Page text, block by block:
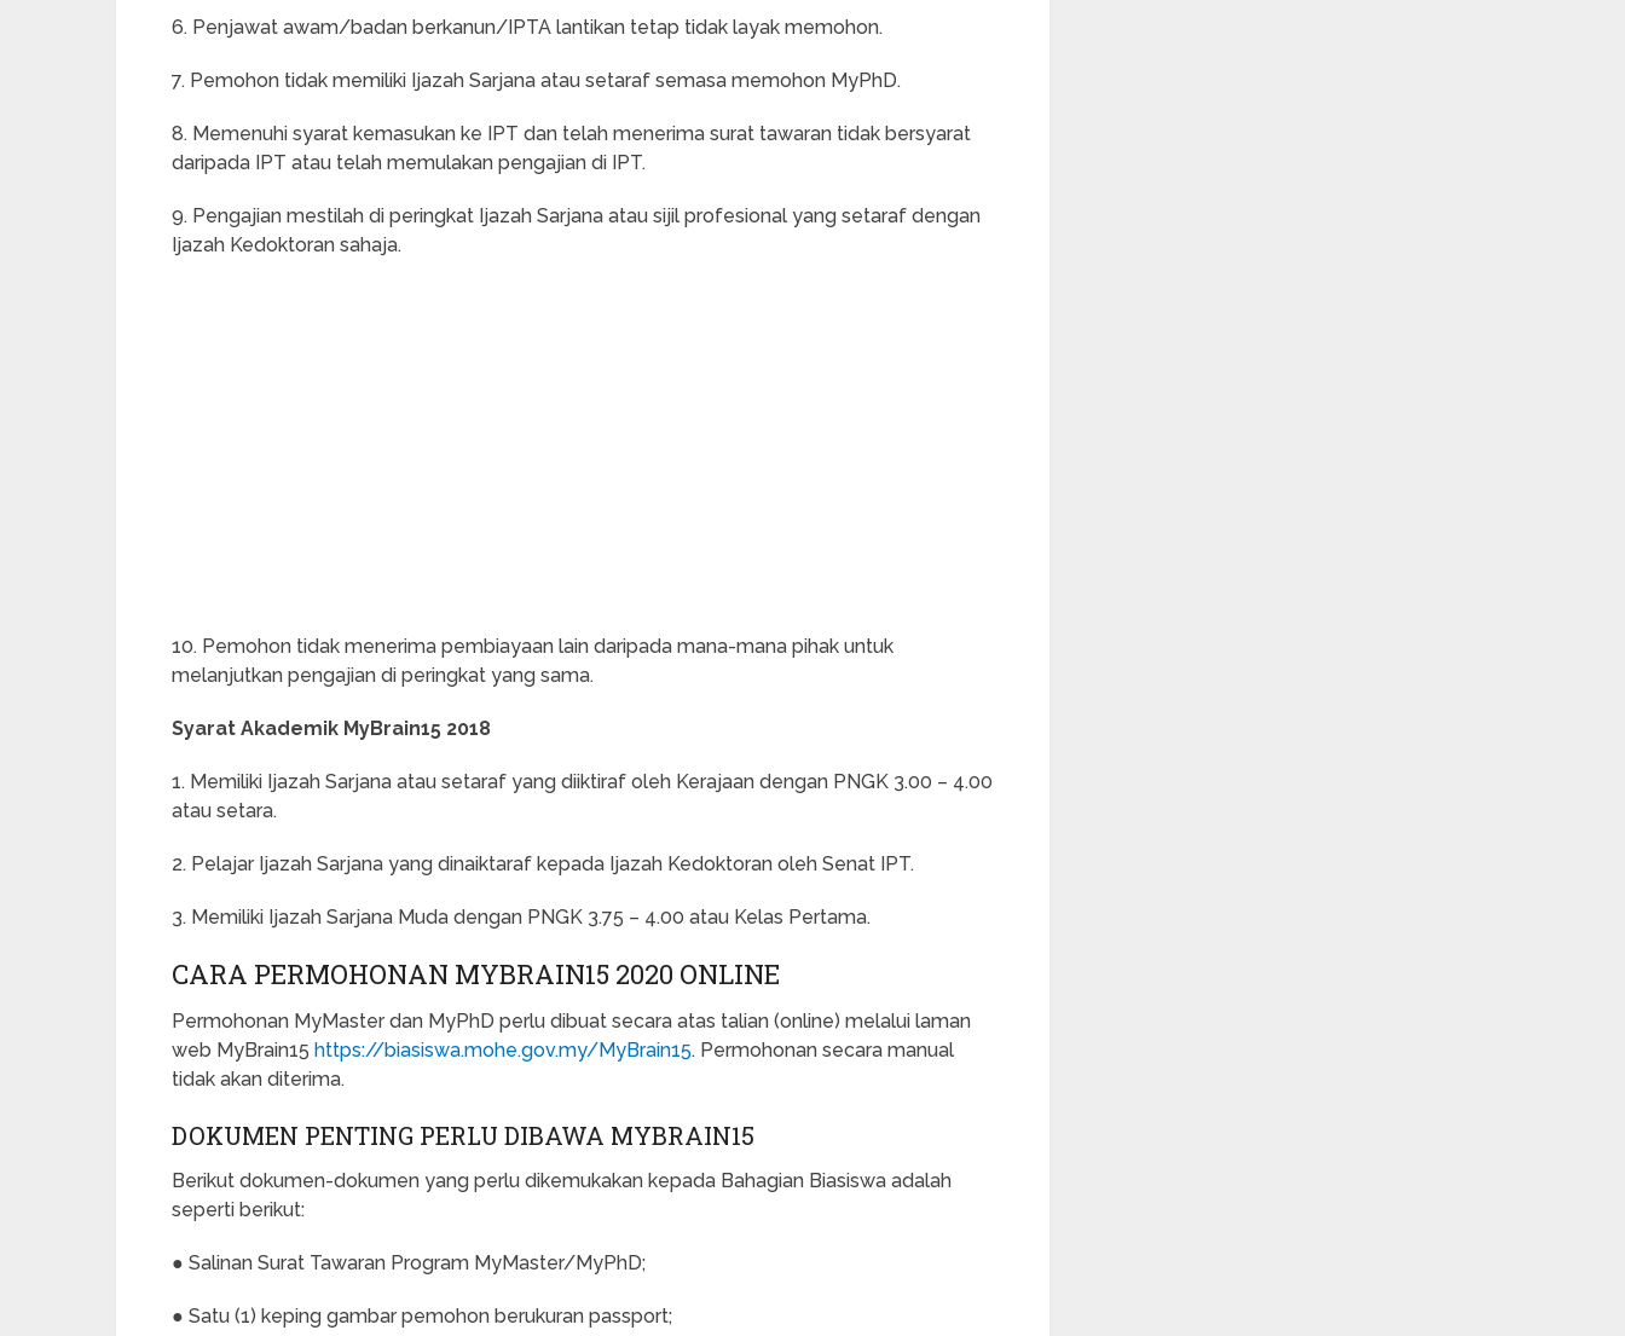
6. Penjawat awam/badan berkanun/IPTA lantikan tetap tidak layak memohon.
7. Pemohon tidak memiliki Ijazah Sarjana atau setaraf semasa memohon MyPhD.
8. Memenuhi syarat kemasukan ke IPT dan telah menerima surat tawaran tidak bersyarat
daripada IPT atau telah memulakan pengajian di IPT.
9. Pengajian mestilah di peringkat Ijazah Sarjana atau sijil profesional yang setaraf dengan
Ijazah Kedoktoran sahaja.
10. Pemohon tidak menerima pembiayaan lain daripada mana-mana pihak untuk
melanjutkan pengajian di peringkat yang sama.
Syarat Akademik MyBrain15 2018
1. Memiliki Ijazah Sarjana atau setaraf yang diiktiraf oleh Kerajaan dengan PNGK 3.00 – 4.00
atau setara.
2. Pelajar Ijazah Sarjana yang dinaiktaraf kepada Ijazah Kedoktoran oleh Senat IPT.
3. Memiliki Ijazah Sarjana Muda dengan PNGK 3.75 – 4.00 atau Kelas Pertama.
CARA PERMOHONAN MYBRAIN15 2020 ONLINE
Permohonan MyMaster dan MyPhD perlu dibuat secara atas talian (online) melalui laman
web MyBrain15 https://biasiswa.mohe.gov.my/MyBrain15. Permohonan secara manual
tidak akan diterima.
DOKUMEN PENTING PERLU DIBAWA MYBRAIN15
Berikut dokumen-dokumen yang perlu dikemukakan kepada Bahagian Biasiswa adalah
seperti berikut:
● Salinan Surat Tawaran Program MyMaster/MyPhD;
● Satu (1) keping gambar pemohon berukuran passport;